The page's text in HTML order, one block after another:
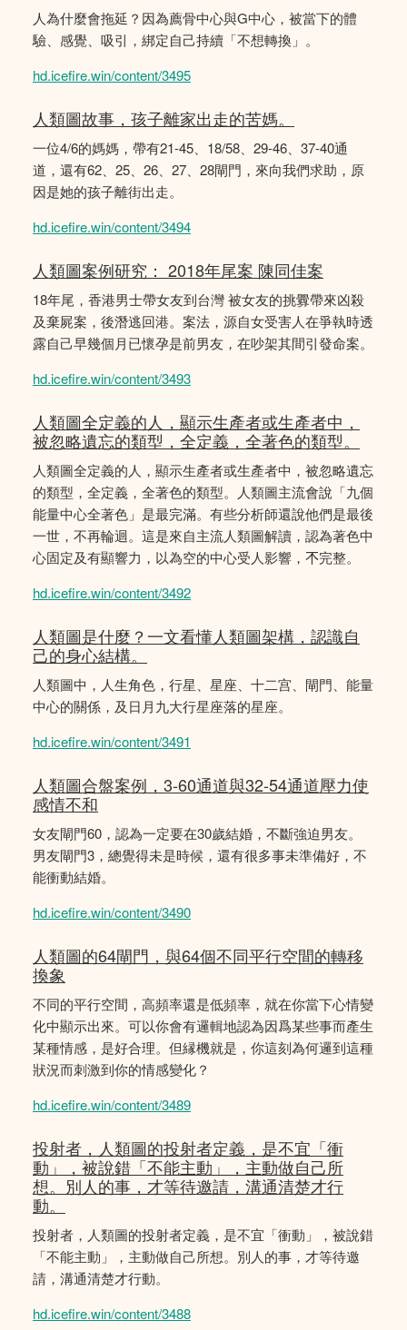
人為什麼會拖延？因為薦骨中心與G中心，被當下的體
驗、感覺、吸引，綁定自己持續「不想轉換」。
hd.icefire.win/content/3495
人類圖故事，孩子離家出走的苦媽。
一位4/6的媽媽，帶有21-45、18/58、29-46、37-40通
道，還有62、25、26、27、28閘門，來向我們求助，原
因是她的孩子離街出走。
hd.icefire.win/content/3494
人類圖案例研究： 2018年尾案 陳同佳案
18年尾，香港男士帶女友到台灣 被女友的挑釁帶來凶殺
及棄屍案，後潛逃回港。案法，源自女受害人在爭執時透
露自己早幾個月已懷孕是前男友，在吵架其間引發命案。
hd.icefire.win/content/3493
人類圖全定義的人，顯示生產者或生產者中，
被忽略遺忘的類型，全定義，全著色的類型。
人類圖全定義的人，顯示生產者或生產者中，被忽略遺忘
的類型，全定義，全著色的類型。人類圖主流會說「九個
能量中心全著色」是最完滿。有些分析師還說他們是最後
一世，不再輪迴。這是來自主流人類圖解讀，認為著色中
心固定及有顯響力，以為空的中心受人影響，𣎴完整。
hd.icefire.win/content/3492
人類圖是什麼？一文看懂人類圖架構，認識自
己的身心結構。
人類圖中，人生角色，行星、星座、十二宫、閘門、能量
中心的關係，及日月九大行星座落的星座。
hd.icefire.win/content/3491
人類圖合盤案例，3-60通道與32-54通道壓力使
感情不和
女友閘門60，認為一定要在30歲結婚，不斷強迫男友。
男友閘門3，總覺得未是時候，還有很多事未準備好，不
能衝動結婚。
hd.icefire.win/content/3490
人類圖的64閘門，與64個不同平行空間的轉移
換象
不同的平行空間，高頻率還是低頻率，就在你當下心情變
化中顯示出來。可以你會有邏輯地認為因爲某些事而產生
某種情感，是好合理。但縁機就是，你這刻為何邏到這種
狀況而刺激到你的情感變化？
hd.icefire.win/content/3489
投射者，人類圖的投射者定義，是不宜「衝
動」，被說錯「不能主動」，主動做自己所
想。別人的事，才等待邀請，溝通清楚才行
動。
投射者，人類圖的投射者定義，是不宜「衝動」，被說錯
「不能主動」，主動做自己所想。別人的事，才等待邀
請，溝通清楚才行動。
hd.icefire.win/content/3488